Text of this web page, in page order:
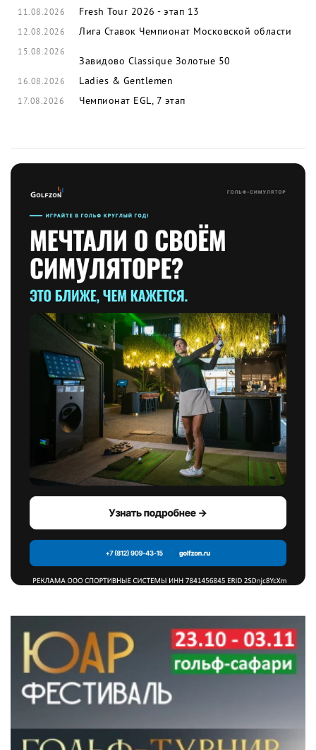
11.08.2026 Fresh Tour 2026 - этап 13
12.08.2026 Лига Ставок Чемпионат Московской области
15.08.2026
Завидово Classique Золотые 50
16.08.2026 Ladies & Gentlemen
17.08.2026 Чемпионат EGL, 7 этап